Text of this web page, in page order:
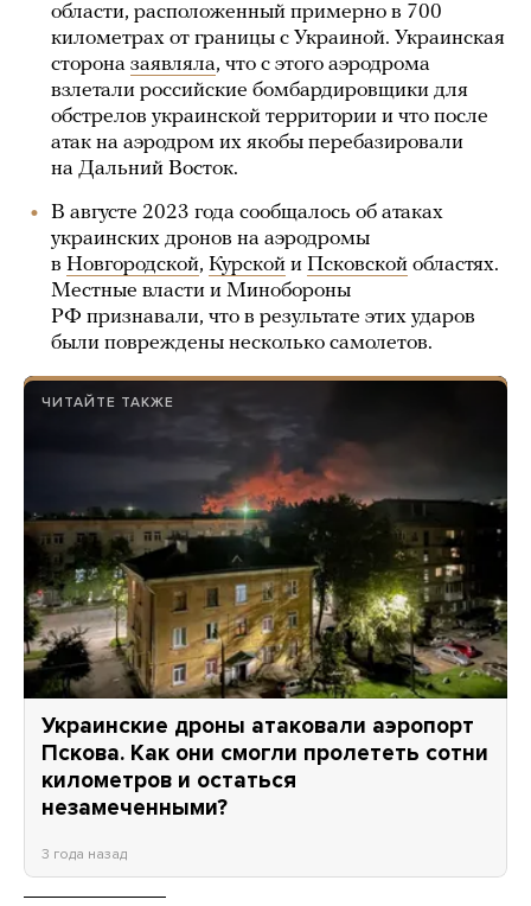
области, расположенный примерно в 700
километрах от границы с Украиной. Украинская
сторона заявляла, что с этого аэродрома
взлетали российские бомбардировщики для
обстрелов украинской территории и что после
атак на аэродром их якобы перебазировали
на Дальний Восток.
В августе 2023 года сообщалось об атаках
украинских дронов на аэродромы
в Новгородской, Курской и Псковской областях.
Местные власти и Минобороны
РФ признавали, что в результате этих ударов
были повреждены несколько самолетов.
ЧИТАЙТЕ ТАКЖЕ
Украинские дроны атаковали аэропорт
Пскова. Как они смогли пролететь сотни
километров и остаться
незамеченными?
3 года назад